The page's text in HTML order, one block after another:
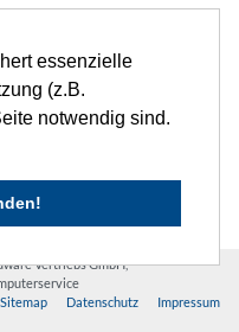
essenzielle
(z.B.
notwendig sind.
Vertriebs GmbH,
Sitemap Datenschutz Impressum